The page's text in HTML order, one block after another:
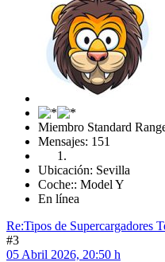
Miembro Standard
Mensajes: 151
Ubicación: Sevilla
Coche:: Model Y
En línea
Re:Tipos de Supercargadores
#3
05 Abril 2026, 20:50 h